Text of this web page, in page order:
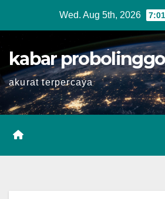
Wed. Aug 5th, 2026
kabar probolinggo
akurat terpercaya